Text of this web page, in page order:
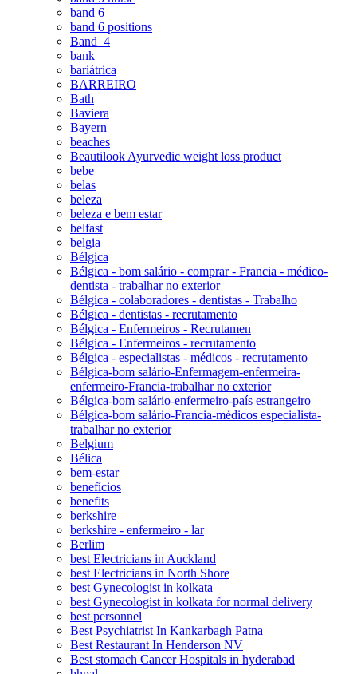
band 6
band 6 positions
Band_4
bank
bariátrica
BARREIRO
Bath
Baviera
Bayern
beaches
Beautilook Ayurvedic weight loss product
bebe
belas
beleza
beleza e bem estar
belfast
belgia
Bélgica
Bélgica - bom salário - comprar - Francia - médico-
dentista - trabalhar no exterior
Bélgica - colaboradores - dentistas - Trabalho
Bélgica - dentistas - recrutamento
Bélgica - Enfermeiros - Recrutamen
Bélgica - Enfermeiros - recrutamento
Bélgica - especialistas - médicos - recrutamento
Bélgica-bom salário-Enfermagem-enfermeira-
enfermeiro-Francia-trabalhar no exterior
Bélgica-bom salário-enfermeiro-país estrangeiro
Bélgica-bom salário-Francia-médicos especialista-
trabalhar no exterior
Belgium
Bélica
bem-estar
benefícios
benefits
berkshire
berkshire - enfermeiro - lar
Berlim
best Electricians in Auckland
best Electricians in North Shore
best Gynecologist in kolkata
best Gynecologist in kolkata for normal delivery
best personnel
Best Psychiatrist In Kankarbagh Patna
Best Restaurant In Henderson NV
Best stomach Cancer Hospitals in hyderabad